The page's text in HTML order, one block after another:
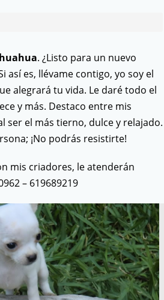
. ¿Listo para un nuevo
así es, llévame contigo, yo soy el
alegrará tu vida. Le daré todo el
y más. Destaco entre mis
ser el más tierno, dulce y relajado.
¡No podrás resistirte!
mis criadores, le atenderán
– 619689219